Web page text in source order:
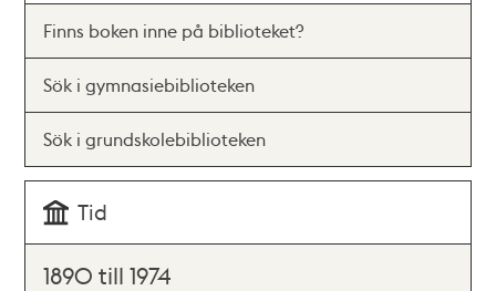
Finns boken inne på biblioteket?
Sök i gymnasiebiblioteken
Sök i grundskolebiblioteken
Tid
1890 till 1974